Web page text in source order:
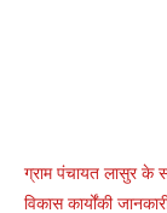
ग्राम पंचायत लासुर के
विकास कार्योंकी